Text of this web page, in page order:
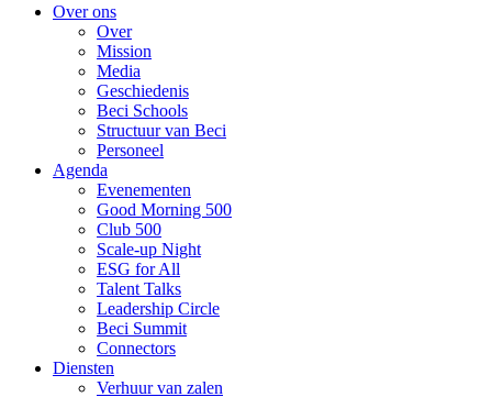
Over ons
Over
Mission
Media
Geschiedenis
Beci Schools
Structuur van Beci
Personeel
Agenda
Evenementen
Good Morning 500
Club 500
Scale-up Night
ESG for All
Talent Talks
Leadership Circle
Beci Summit
Connectors
Diensten
Verhuur van zalen